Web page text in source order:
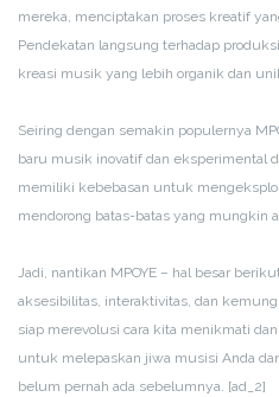
mereka, menciptakan proses kreatif
Pendekatan langsung terhadap
kreasi musik yang lebih organik dan
Seiring dengan semakin populernya
baru musik inovatif dan eksperimental
memiliki kebebasan untuk
mendorong batas-batas yang mungkin
Jadi, nantikan MPOYE – hal besar
aksesibilitas, interaktivitas, dan
siap merevolusi cara kita menikmati
untuk melepaskan jiwa musisi Anda
belum pernah ada sebelumnya. [ad_2]